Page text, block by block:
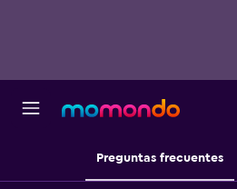
Preguntas frecuentes